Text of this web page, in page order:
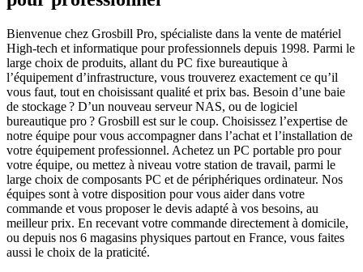
Bienvenue chez Grosbill Pro, spécialiste dans la vente de matériel
High-tech et informatique pour professionnels depuis 1998. Parmi le
large choix de produits, allant du PC fixe bureautique à
l’équipement d’infrastructure, vous trouverez exactement ce qu’il
vous faut, tout en choisissant qualité et prix bas. Besoin d’une baie
de stockage ? D’un nouveau serveur NAS, ou de logiciel
bureautique pro ? Grosbill est sur le coup. Choisissez l’expertise de
notre équipe pour vous accompagner dans l’achat et l’installation de
votre équipement professionnel. Achetez un PC portable pro pour
votre équipe, ou mettez à niveau votre station de travail, parmi le
large choix de composants PC et de périphériques ordinateur. Nos
équipes sont à votre disposition pour vous aider dans votre
commande et vous proposer le devis adapté à vos besoins, au
meilleur prix. En recevant votre commande directement à domicile,
ou depuis nos 6 magasins physiques partout en France, vous faites
aussi le choix de la praticité.